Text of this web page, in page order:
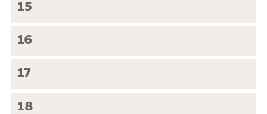
15
16
17
18